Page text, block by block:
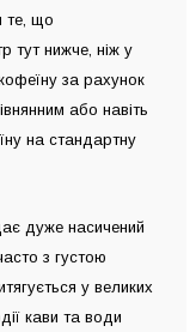
те, що
тут нижче, ніж у
за рахунок
або навіть
на стандартну
дуже насичений
з густою
у великих
кави та води